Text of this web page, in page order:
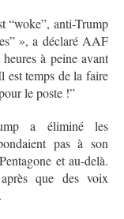
“woke”, anti-Trump
», a déclaré AAF
à peine avant
est temps de la faire
le poste !”
a éliminé les
pas à son
et au-delà.
que des voix